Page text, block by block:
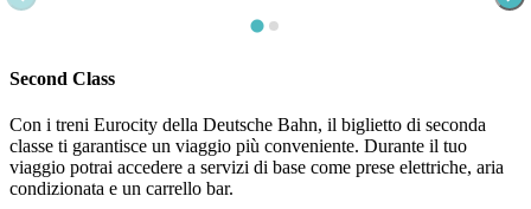
Second Class
Con i treni Eurocity della Deutsche Bahn, il biglietto di seconda
classe ti garantisce un viaggio più conveniente. Durante il tuo
viaggio potrai accedere a servizi di base come prese elettriche, aria
condizionata e un carrello bar.